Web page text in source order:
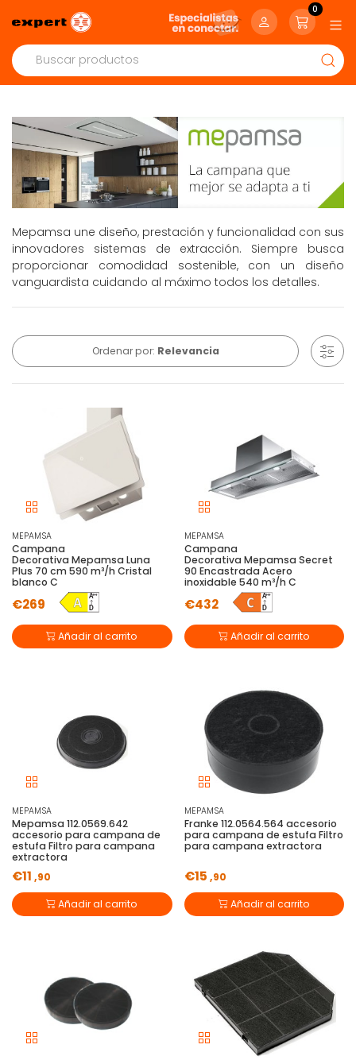
0
Mepamsa une diseño, prestación y funcionalidad con sus
innovadores sistemas de extracción. Siempre busca
proporcionar comodidad sostenible, con un diseño
vanguardista cuidando al máximo todos los detalles.
Ordenar por: Relevancia
MEPAMSA
Campana
Decorativa Mepamsa Luna
Plus 70 cm 590 m³/h Cristal
blanco C
€269
Añadir al carrito
MEPAMSA
Campana
Decorativa Mepamsa Secret
90 Encastrada Acero
inoxidable 540 m³/h C
€432
Añadir al carrito
MEPAMSA
Mepamsa 112.0569.642
accesorio para campana de
estufa Filtro para campana
extractora
€11 ,90
Añadir al carrito
MEPAMSA
Franke 112.0564.564 accesorio
para campana de estufa Filtro
para campana extractora
€15 ,90
Añadir al carrito